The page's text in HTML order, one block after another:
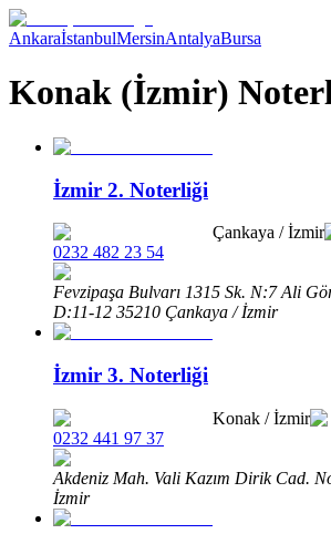
AnkaraİstanbulMersinAntalyaBursa
Konak (İzmir)
İzmir 2. Noterliği
Çankaya /İzmir
0232 482 23 54
Fevzipaşa Bulvarı 1315 Sk. N:7 Ali
D:11-12 35210 Çankaya / İzmir
İzmir 3. Noterliği
Konak /İzmir
0232 441 97 37
Akdeniz Mah. Vali Kazım Dirik Cad.
İzmir